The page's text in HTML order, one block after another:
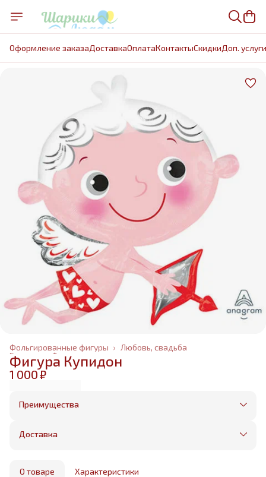
Оформление заказаДоставкаОплатаКонтактыCкидкиДоп. услуги
Любовь, свадьба
Фольгированные фигуры ›
Фольгированные шары
Главная
Фигура Купидон
1 000 ₽
Преимущества
Оплата частями в Сплит
Бесплатная доставка в пределах КАД
маркетплейса
Доставка
О товаре Характеристики